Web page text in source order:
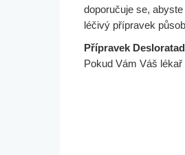
doporučuje se,
léčivý přípravek
Přípravek
Pokud Vám Váš